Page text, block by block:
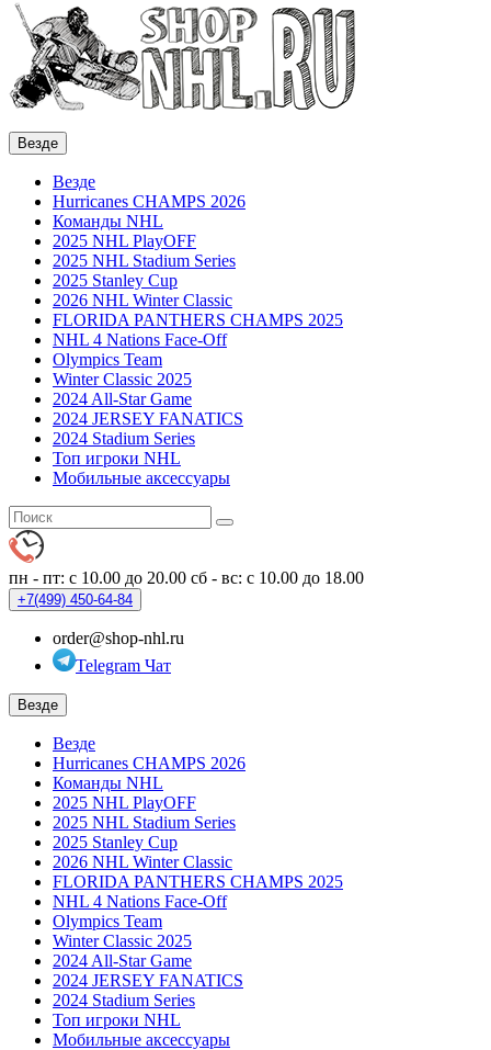
Везде
Везде
Hurricanes CHAMPS 2026
Команды NHL
2025 NHL PlayOFF
2025 NHL Stadium Series
2025 Stanley Cup
2026 NHL Winter Classic
FLORIDA PANTHERS CHAMPS 2025
NHL 4 Nations Face-Off
Olympics Team
Winter Classic 2025
2024 All-Star Game
2024 JERSEY FANATICS
2024 Stadium Series
Топ игроки NHL
Мобильные аксессуары
пн - пт: с 10.00 до 20.00 сб - вс: с 10.00 до 18.00
+7(499) 450-64-84
order@shop-nhl.ru
Telegram Чат
Везде
Везде
Hurricanes CHAMPS 2026
Команды NHL
2025 NHL PlayOFF
2025 NHL Stadium Series
2025 Stanley Cup
2026 NHL Winter Classic
FLORIDA PANTHERS CHAMPS 2025
NHL 4 Nations Face-Off
Olympics Team
Winter Classic 2025
2024 All-Star Game
2024 JERSEY FANATICS
2024 Stadium Series
Топ игроки NHL
Мобильные аксессуары